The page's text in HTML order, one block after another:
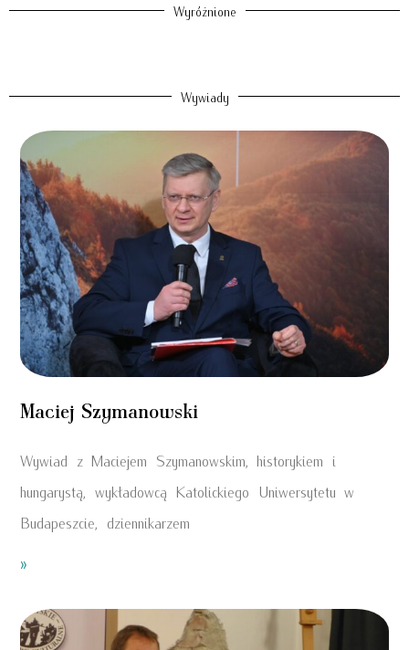
Wyróżnione
Wywiady
Maciej Szymanowski
Wywiad z Maciejem Szymanowskim, historykiem i
hungarystą, wykładowcą Katolickiego Uniwersytetu w
Budapeszcie, dziennikarzem
»